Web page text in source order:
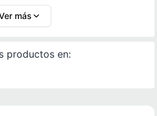
quienes buscan mejorar la
presentaciones.
más
productos en: